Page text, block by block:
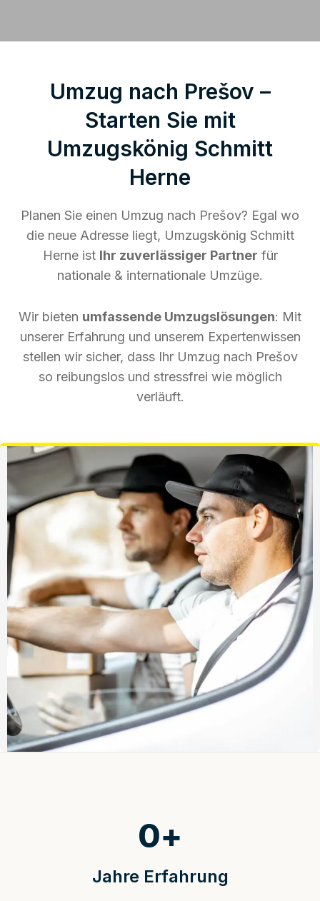
Umzug nach Prešov –
Starten Sie mit
Umzugskönig Schmitt
Herne
Planen Sie einen Umzug nach Prešov? Egal wo
die neue Adresse liegt, Umzugskönig Schmitt
Herne ist Ihr zuverlässiger Partner für
nationale & internationale Umzüge.
Wir bieten umfassende Umzugslösungen: Mit
unserer Erfahrung und unserem Expertenwissen
stellen wir sicher, dass Ihr Umzug nach Prešov
so reibungslos und stressfrei wie möglich
verläuft.
Jahre Erfahrung
0+